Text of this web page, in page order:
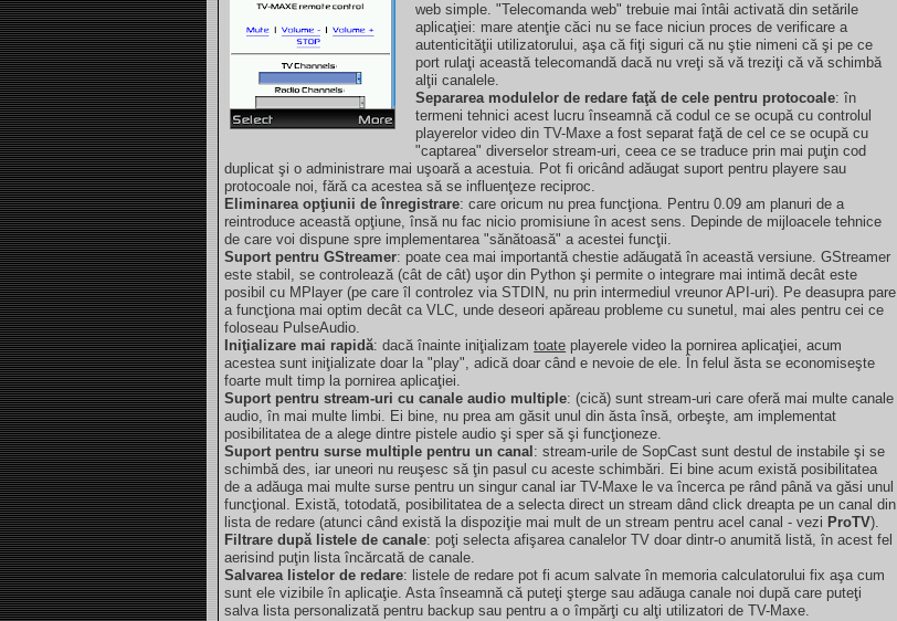
web simple. "Telecomanda web" trebuie mai întâi activată din setările
aplicaţiei: mare atenţie căci nu se face niciun proces de verificare a
autenticităţii utilizatorului, aşa că fiţi siguri că nu ştie nimeni că şi pe ce
port rulaţi această telecomandă dacă nu vreţi să vă treziţi că vă schimbă
alţii canalele.
Separarea modulelor de redare faţă de cele pentru protocoale: în
termeni tehnici acest lucru înseamnă că codul ce se ocupă cu controlul
playerelor video din TV-Maxe a fost separat faţă de cel ce se ocupă cu
"captarea" diverselor stream-uri, ceea ce se traduce prin mai puţin cod
duplicat şi o administrare mai uşoară a acestuia. Pot fi oricând adăugat suport pentru playere sau
protocoale noi, fără ca acestea să se influenţeze reciproc.
Eliminarea opţiunii de înregistrare: care oricum nu prea funcţiona. Pentru 0.09 am planuri de a
reintroduce această opţiune, însă nu fac nicio promisiune în acest sens. Depinde de mijloacele tehnice
de care voi dispune spre implementarea "sănătoasă" a acestei funcţii.
Suport pentru GStreamer: poate cea mai importantă chestie adăugată în această versiune. GStreamer
este stabil, se controlează (cât de cât) uşor din Python şi permite o integrare mai intimă decât este
posibil cu MPlayer (pe care îl controlez via STDIN, nu prin intermediul vreunor API-uri). Pe deasupra pare
a funcţiona mai optim decât ca VLC, unde deseori apăreau probleme cu sunetul, mai ales pentru cei ce
foloseau PulseAudio.
Iniţializare mai rapidă: dacă înainte iniţializamtoate playerele video la pornirea aplicaţiei, acum
acestea sunt iniţializate doar la "play", adică doar când e nevoie de ele. În felul ăsta se economiseşte
foarte mult timp la pornirea aplicaţiei.
Suport pentru stream-uri cu canale audio multiple: (cică) sunt stream-uri care oferă mai multe canale
audio, în mai multe limbi. Ei bine, nu prea am găsit unul din ăsta însă, orbeşte, am implementat
posibilitatea de a alege dintre pistele audio şi sper să şi funcţioneze.
Suport pentru surse multiple pentru un canal : stream-urile de SopCast sunt destul de instabile şi se
schimbă des, iar uneori nu reuşesc să ţin pasul cu aceste schimbări. Ei bine acum există posibilitatea
de a adăuga mai multe surse pentru un singur canal iar TV-Maxe le va încerca pe rând până va găsi unul
funcţional. Există, totodată, posibilitatea de a selecta direct un stream dând click dreapta pe un canal din
lista de redare (atunci când există la dispoziţie mai mult de un stream pentru acel canal - vezi ProTV).
Filtrare după listele de canale: poţi selecta afişarea canalelor TV doar dintr-o anumită listă, în acest fel
aerisind puţin lista încărcată de canale.
Salvarea listelor de redare: listele de redare pot fi acum salvate în memoria calculatorului fix aşa cum
sunt ele vizibile în aplicaţie. Asta înseamnă că puteţi şterge sau adăuga canale noi după care puteţi
salva lista personalizată pentru backup sau pentru a o împărţi cu alţi utilizatori de TV-Maxe.